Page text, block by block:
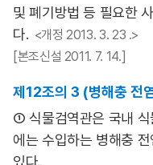
및 폐기방법 등 필요한
다. <개정 2013. 3. 23 .>
[본조신설 2011. 7. 14.]
제12조의 3 (병해충 전
① 식물검역관은 국내 식
에는 수입하는 병해충
있다.